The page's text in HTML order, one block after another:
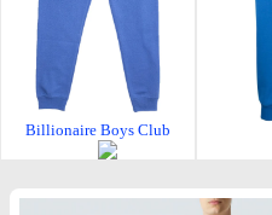
Billionaire Boys Club